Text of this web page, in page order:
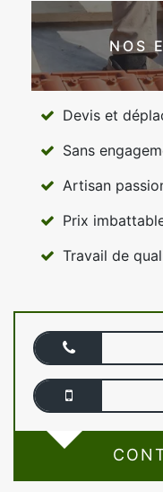
NOS
Devis et
Sans
Artisan
Prix
Travail de